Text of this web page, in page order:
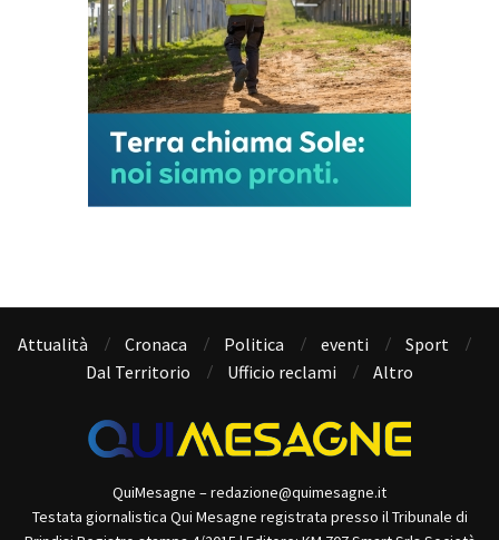
Attualità Cronaca Politica eventi
Sport
Dal Territorio
Ufficio reclami Altro
QuiMesagne – redazione@quimesagne.it
Testata giornalistica Qui Mesagne registrata presso il Tribunale di